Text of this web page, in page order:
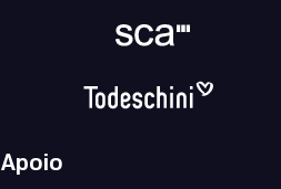
Apoio